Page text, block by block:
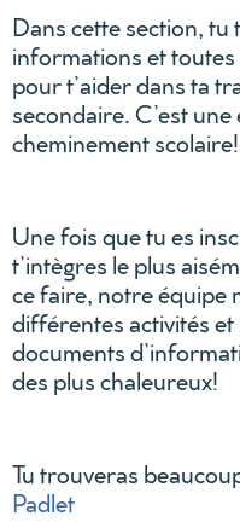
Dans cette section,
informations et
pour t’aider dans ta
secondaire. C’est
cheminement scolaire!
Une fois que tu es
t’intègres le plus
ce faire, notre équipe
différentes activités
documents
des plus chaleureux!
Tu trouveras
Padlet